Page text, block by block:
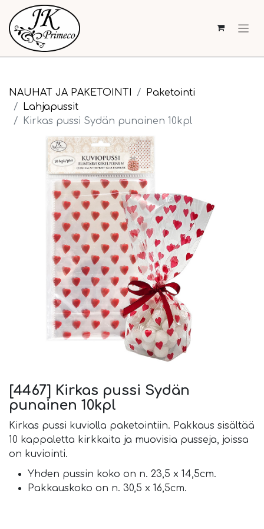
NAUHAT JA PAKETOINTI
Paketointi
Lahjapussit
Kirkas pussi Sydän punainen 10kpl
[4467] Kirkas pussi Sydän
punainen 10kpl
Kirkas pussi kuviolla paketointiin. Pakkaus sisältää
10 kappaletta kirkkaita ja muovisia pusseja, joissa
on kuviointi.
Yhden pussin koko on n. 23,5 x 14,5cm.
Pakkauskoko on n. 30,5 x 16,5cm.